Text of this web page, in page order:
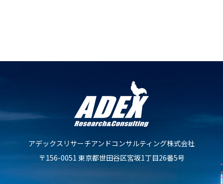
アデックスリサーチアンドコンサルティング株式会社
〒156-0051 東京都世田谷区宮坂1丁目26番5号